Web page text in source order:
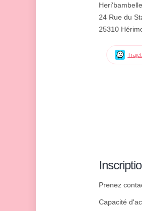
Heri'bambelle
24 Rue du
25310
Prenez
Capacité